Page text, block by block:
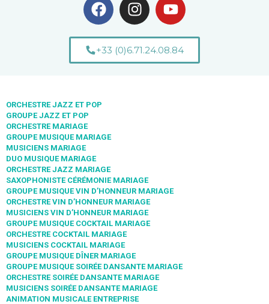
+33 (0)6.71.24.08.84
ORCHESTRE JAZZ ET POP
GROUPE JAZZ ET POP
ORCHESTRE MARIAGE
GROUPE MUSIQUE MARIAGE
MUSICIENS MARIAGE
DUO MUSIQUE MARIAGE
ORCHESTRE JAZZ MARIAGE
SAXOPHONISTE CÉRÉMONIE MARIAGE
GROUPE MUSIQUE VIN D’HONNEUR MARIAGE
ORCHESTRE VIN D’HONNEUR MARIAGE
MUSICIENS VIN D’HONNEUR MARIAGE
GROUPE MUSIQUE COCKTAIL MARIAGE
ORCHESTRE COCKTAIL MARIAGE
MUSICIENS COCKTAIL MARIAGE
GROUPE MUSIQUE DÎNER MARIAGE
GROUPE MUSIQUE SOIRÉE DANSANTE MARIAGE
ORCHESTRE SOIRÉE DANSANTE MARIAGE
MUSICIENS SOIRÉE DANSANTE MARIAGE
ANIMATION MUSICALE ENTREPRISE